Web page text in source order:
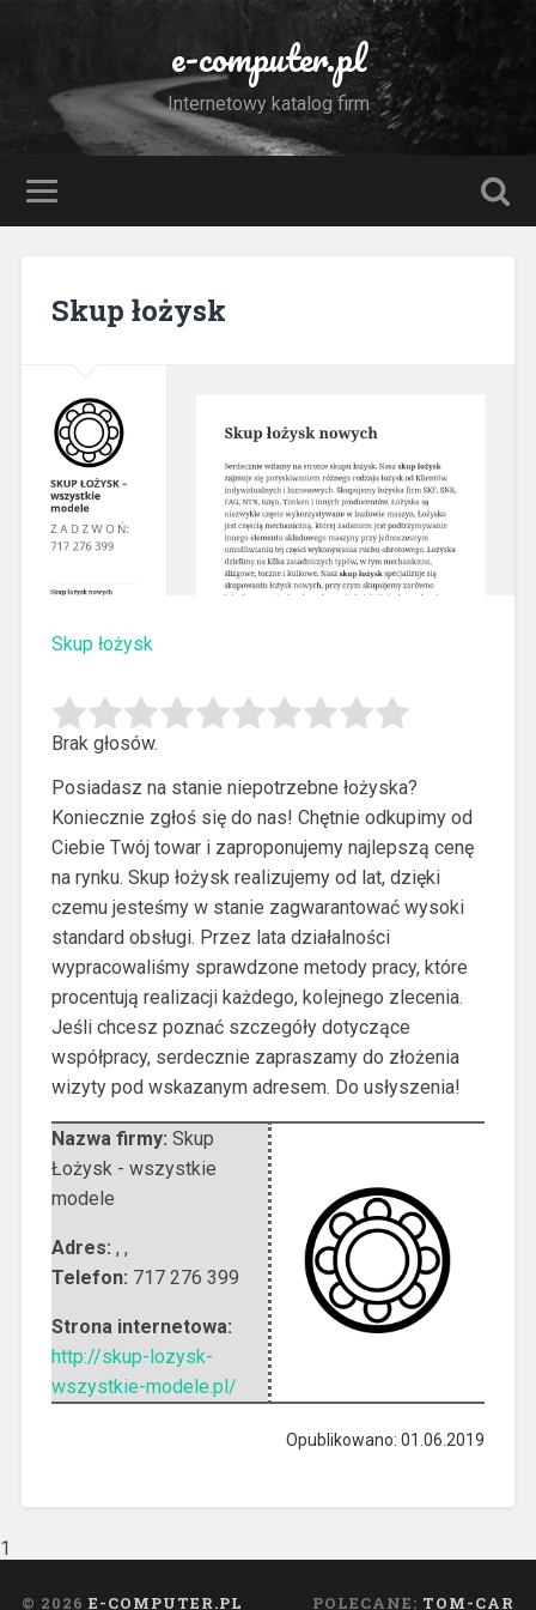
e-computer.pl
Internetowy katalog firm
Skup łożysk
Skup łożysk
Brak głosów.
Posiadasz na stanie niepotrzebne łożyska?
Koniecznie zgłoś się do nas! Chętnie odkupimy od
Ciebie Twój towar i zaproponujemy najlepszą cenę
na rynku. Skup łożysk realizujemy od lat, dzięki
czemu jesteśmy w stanie zagwarantować wysoki
standard obsługi. Przez lata działalności
wypracowaliśmy sprawdzone metody pracy, które
procentują realizacji każdego, kolejnego zlecenia.
Jeśli chcesz poznać szczegóły dotyczące
współpracy, serdecznie zapraszamy do złożenia
wizyty pod wskazanym adresem. Do usłyszenia!
Nazwa firmy: Skup
Łożysk - wszystkie
modele
Adres: , ,
Telefon: 717 276 399
Strona internetowa:
http://skup-lozysk-
wszystkie-modele.pl/
Opublikowano: 01.06.2019
1
© 2026 E-COMPUTER.PL POLECANE: TOM-CAR